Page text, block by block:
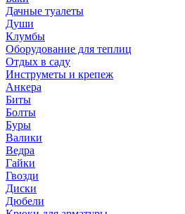
Дачные туалеты
Души
Клумбы
Оборудование для теплиц
Отдых в саду
Инструметы и крепеж
Анкера
Биты
Болты
Буры
Валики
Ведра
Гайки
Гвозди
Диски
Дюбели